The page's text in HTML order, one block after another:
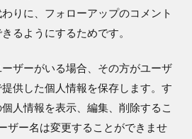
りに、フォローアップのコメント
るようにするためです。
ザーがいる場合、その方がユーザ
供した個人情報を保存します。す
人情報を表示、編集、削除するこ
ザー名は変更することができませ